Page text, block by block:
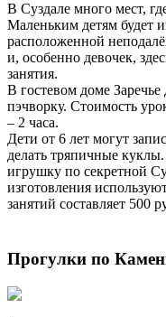
В Суздале много мест,
Маленьким детям будет
расположенной
и, особенно девочек,
занятия.
В гостевом доме
пэчворку. Стоимость
– 2 часа.
Дети от 6 лет могут
делать тряпичные
игрушку по секретной
изготовления
занятий составляет 500
Прогулки по